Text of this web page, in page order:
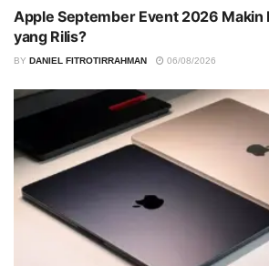
Apple September Event 2026 Makin
yang Rilis?
BY DANIEL FITROTIRRAHMAN 06/08/2026